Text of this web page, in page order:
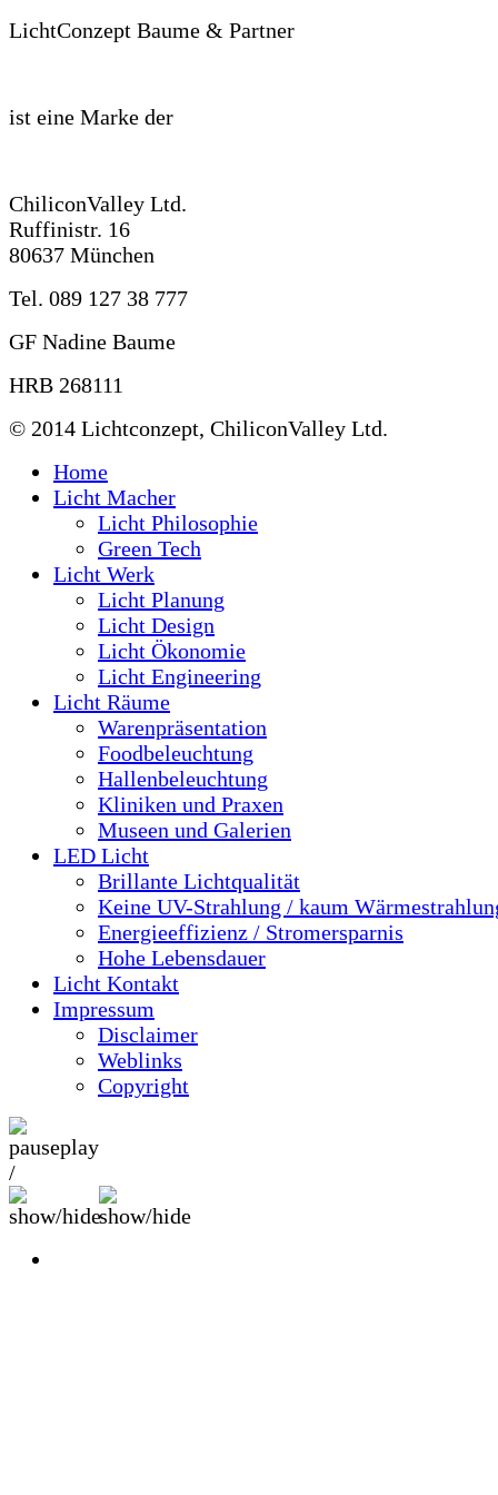
LichtConzept Baume & Partner
ist eine Marke der
ChiliconValley Ltd.
Ruffinistr. 16
80637 München
Tel. 089 127 38 777
GF Nadine Baume
HRB 268111
© 2014 Lichtconzept, ChiliconValley Ltd.
Home
Licht Macher
Licht Philosophie
Green Tech
Licht Werk
Licht Planung
Licht Design
Licht Ökonomie
Licht Engineering
Licht Räume
Warenpräsentation
Foodbeleuchtung
Hallenbeleuchtung
Kliniken und Praxen
Museen und Galerien
LED Licht
Brillante Lichtqualität
Keine UV-Strahlung / kaum
Energieeffizienz / Stromersparnis
Hohe Lebensdauer
Licht Kontakt
Impressum
Disclaimer
Weblinks
Copyright
/